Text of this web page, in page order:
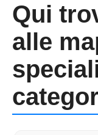
Qui
alle